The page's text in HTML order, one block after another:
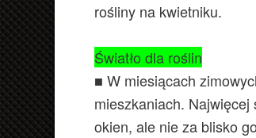
rośliny na kwietniku.
Światło dla roślin
■ W miesiącach
mieszkaniach. Najwięcej
okien, ale nie za blisko